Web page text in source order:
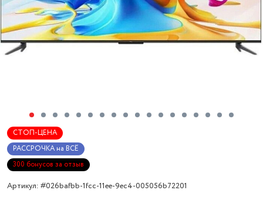
СТОП-ЦЕНА
РАССРОЧКА на ВСЁ
300 бонусов за отзыв
Артикул: #026bafbb-1fcc-11ee-9ec4-005056b72201